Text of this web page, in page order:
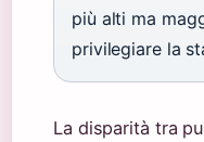
più alti ma
privilegiare la
La disparità tra